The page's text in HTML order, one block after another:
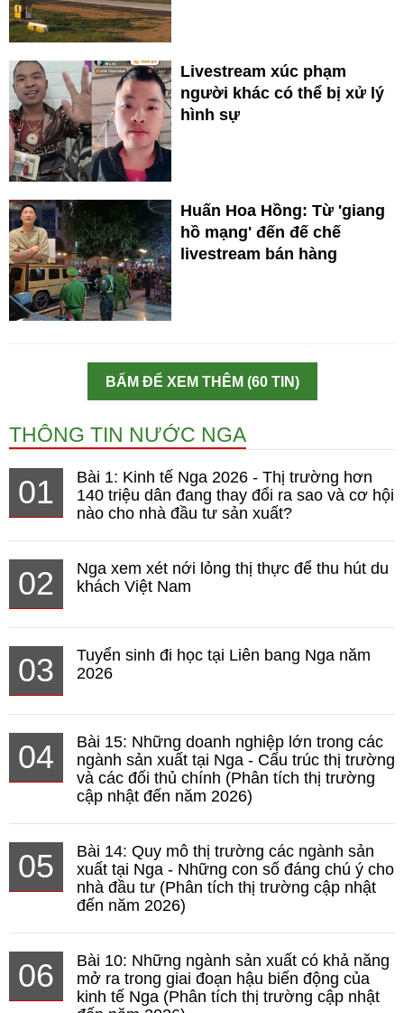
Livestream xúc phạm
người khác có thể bị xử lý
hình sự
Huấn Hoa Hồng: Từ 'giang
hồ mạng' đến đế chế
livestream bán hàng
BẤM ĐỂ XEM THÊM (60 TIN)
THÔNG TIN NƯỚC NGA
01
Bài 1: Kinh tế Nga 2026 - Thị trường hơn
140 triệu dân đang thay đổi ra sao và cơ hội
nào cho nhà đầu tư sản xuất?
02
Nga xem xét nới lỏng thị thực để thu hút du
khách Việt Nam
03
Tuyển sinh đi học tại Liên bang Nga năm
2026
04
Bài 15: Những doanh nghiệp lớn trong các
ngành sản xuất tại Nga - Cấu trúc thị trường
và các đối thủ chính (Phân tích thị trường
cập nhật đến năm 2026)
05
Bài 14: Quy mô thị trường các ngành sản
xuất tại Nga - Những con số đáng chú ý cho
nhà đầu tư (Phân tích thị trường cập nhật
đến năm 2026)
06
Bài 10: Những ngành sản xuất có khả năng
mở ra trong giai đoạn hậu biến động của
kinh tế Nga (Phân tích thị trường cập nhật